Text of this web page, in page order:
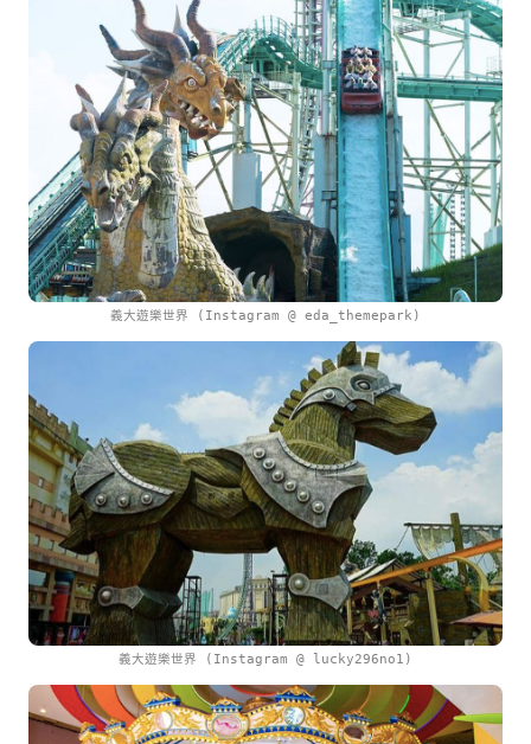
義大遊樂世界 (Instagram @ eda_themepark)
義大遊樂世界 (Instagram @ lucky296no1)